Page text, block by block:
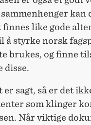
sammenhenger
finnes like gode
å styrke norsk
brukes, og finne
disse.
er sagt, så er det
som klinger
Når viktige